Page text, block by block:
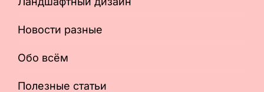
Новости разные
Обо всём
Полезные статьи